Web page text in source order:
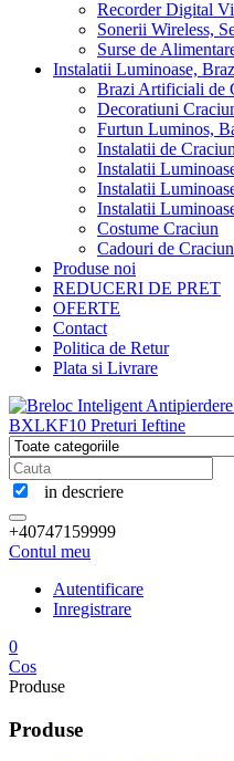
Recorder Digital
Sonerii Wireless,
Surse de
Instalatii Luminoase,
Brazi Artificiali de
Decoratiuni
Furtun Luminos,
Instalatii de Craciun
Instalatii
Instalatii
Instalatii
Costume Craciun
Cadouri de Craciun
Produse noi
REDUCERI DE PRET
OFERTE
Contact
Politica de Retur
Plata si Livrare
in descriere
+40747159999
Contul meu
Autentificare
Inregistrare
0
Cos
Produse
Produse